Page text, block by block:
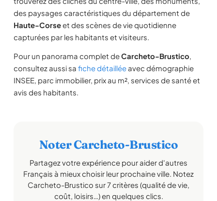
des paysages caractéristiques du département de
Haute-Corseet des scènes de vie quotidienne
capturées par les habitants et visiteurs.
Pour un panorama complet deCarcheto-Brustico,
consultez aussi sa fiche détaillée avec démographie
INSEE, parc immobilier, prix au m², services de santé et
avis des habitants.
Noter Carcheto-Brustico
Partagez votre expérience pour aider d'autres
Français à mieux choisir leur prochaine ville. Notez
Carcheto-Brustico sur 7 critères (qualité de vie,
coût, loisirs…) en quelques clics.